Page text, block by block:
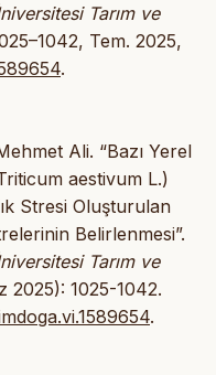
Tarım ve
Tem. 2025,
.
Ali. “Bazı Yerel
aestivum L.)
Stresi Oluşturulan
Belirlenmesi”.
Tarım ve
1025-1042.
.